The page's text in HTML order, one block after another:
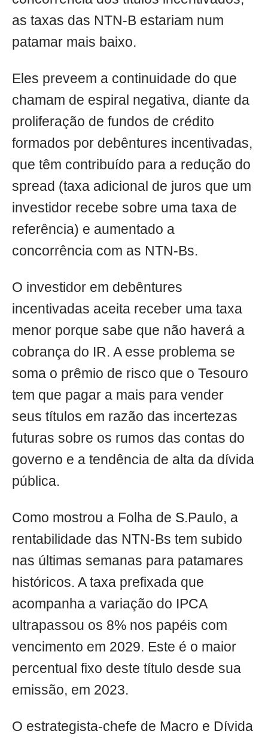
as taxas das NTN-B estariam num
patamar mais baixo.
Eles preveem a continuidade do que
chamam de espiral negativa, diante da
proliferação de fundos de crédito
formados por debêntures incentivadas,
que têm contribuído para a redução do
spread (taxa adicional de juros que um
investidor recebe sobre uma taxa de
referência) e aumentado a
concorrência com as NTN-Bs.
O investidor em debêntures
incentivadas aceita receber uma taxa
menor porque sabe que não haverá a
cobrança do IR. A esse problema se
soma o prêmio de risco que o Tesouro
tem que pagar a mais para vender
seus títulos em razão das incertezas
futuras sobre os rumos das contas do
governo e a tendência de alta da dívida
pública.
Como mostrou a Folha de S.Paulo, a
rentabilidade das NTN-Bs tem subido
nas últimas semanas para patamares
históricos. A taxa prefixada que
acompanha a variação do IPCA
ultrapassou os 8% nos papéis com
vencimento em 2029. Este é o maior
percentual fixo deste título desde sua
emissão, em 2023.
O estrategista-chefe de Macro e Dívida